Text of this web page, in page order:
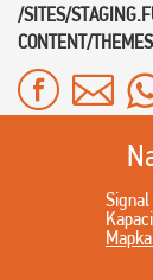
/SITES/
CONTENT/